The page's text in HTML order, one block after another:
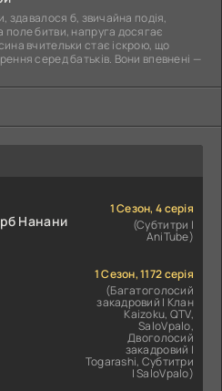
здавалося б, звичайна подія,
битви, напруга досягає
вчительки стає іскрою, що
серед батьків. Вони впевнені —
Нанани
1 Сезон, 4 серія
(Субтитри |
AniTube)
1 Сезон, 1172 серія
(Багатоголосий
закадровий | Клан
Kaizoku, QTV,
SaloVpalo,
Двоголосий
закадровий |
Togarashi, Субтитри
| SaloVpalo)